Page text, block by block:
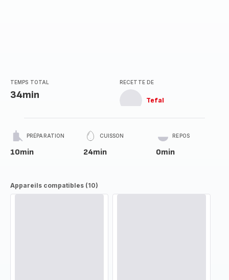
TEMPS TOTAL
34min
RECETTE DE
Tefal
PRÉPARATION
10min
CUISSON
24min
REPOS
0min
Appareils compatibles (10)